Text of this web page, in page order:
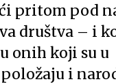
pritom pod
društva – i
onih koji su u
i